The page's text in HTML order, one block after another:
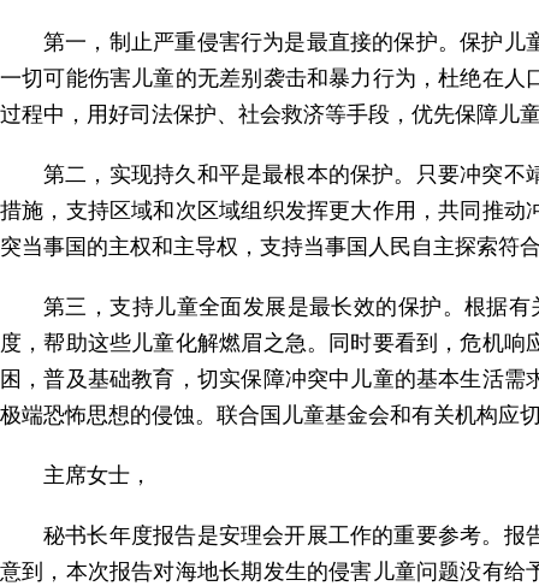
第一，制止严重侵害行为是最直接的保护。保护
一切可能伤害儿童的无差别袭击和暴力行为，杜绝在
过程中，用好司法保护、社会救济等手段，优先保障儿
第二，实现持久和平是最根本的保护。只要冲突
措施，支持区域和次区域组织发挥更大作用，共同推
突当事国的主权和主导权，支持当事国人民自主探索符
第三，支持儿童全面发展是最长效的保护。根据
度，帮助这些儿童化解燃眉之急。同时要看到，危机
困，普及基础教育，切实保障冲突中儿童的基本生活
极端恐怖思想的侵蚀。联合国儿童基金会和有关机构应
主席女士，
秘书长年度报告是安理会开展工作的重要参考。
意到，本次报告对海地长期发生的侵害儿童问题没有